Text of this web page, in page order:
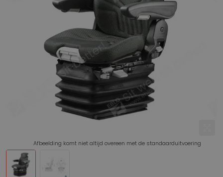
Afbeelding komt niet altijd overeen met de standaarduitvoering